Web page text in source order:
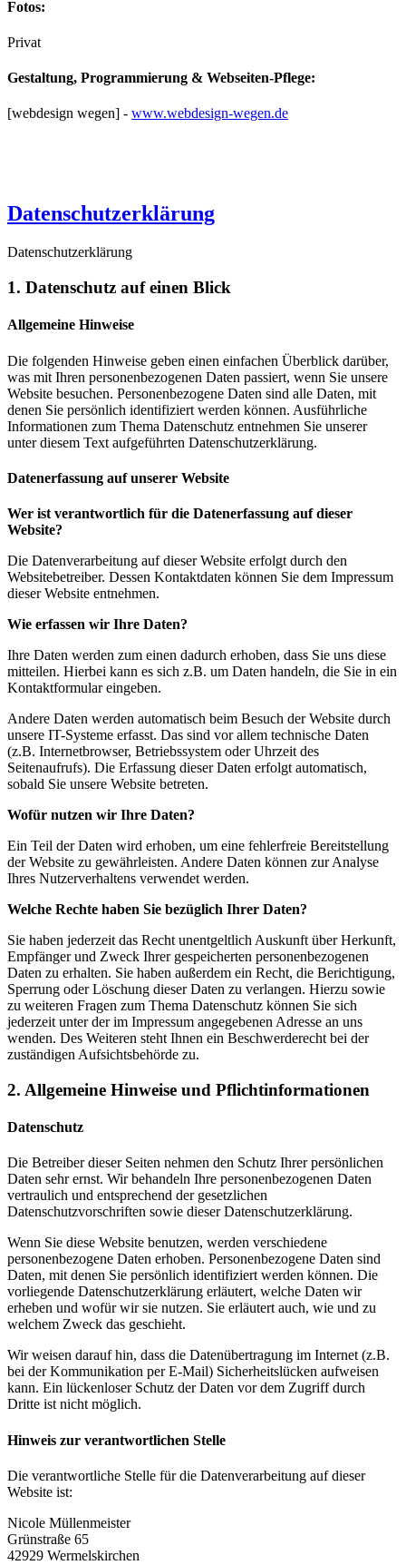
Fotos:
Privat
Gestaltung, Programmierung & Webseiten-Pflege:
[webdesign wegen] - www.webdesign-wegen.de
Datenschutzerklärung
Datenschutzerklärung
1. Datenschutz auf einen Blick
Allgemeine Hinweise
Die folgenden Hinweise geben einen einfachen Überblick darüber,
was mit Ihren personenbezogenen Daten passiert, wenn Sie unsere
Website besuchen. Personenbezogene Daten sind alle Daten, mit
denen Sie persönlich identifiziert werden können. Ausführliche
Informationen zum Thema Datenschutz entnehmen Sie unserer
unter diesem Text aufgeführten Datenschutzerklärung.
Datenerfassung auf unserer Website
Wer ist verantwortlich für die Datenerfassung auf dieser
Website?
Die Datenverarbeitung auf dieser Website erfolgt durch den
Websitebetreiber. Dessen Kontaktdaten können Sie dem Impressum
dieser Website entnehmen.
Wie erfassen wir Ihre Daten?
Ihre Daten werden zum einen dadurch erhoben, dass Sie uns diese
mitteilen. Hierbei kann es sich z.B. um Daten handeln, die Sie in ein
Kontaktformular eingeben.
Andere Daten werden automatisch beim Besuch der Website durch
unsere IT-Systeme erfasst. Das sind vor allem technische Daten
(z.B. Internetbrowser, Betriebssystem oder Uhrzeit des
Seitenaufrufs). Die Erfassung dieser Daten erfolgt automatisch,
sobald Sie unsere Website betreten.
Wofür nutzen wir Ihre Daten?
Ein Teil der Daten wird erhoben, um eine fehlerfreie Bereitstellung
der Website zu gewährleisten. Andere Daten können zur Analyse
Ihres Nutzerverhaltens verwendet werden.
Welche Rechte haben Sie bezüglich Ihrer Daten?
Sie haben jederzeit das Recht unentgeltlich Auskunft über Herkunft,
Empfänger und Zweck Ihrer gespeicherten personenbezogenen
Daten zu erhalten. Sie haben außerdem ein Recht, die Berichtigung,
Sperrung oder Löschung dieser Daten zu verlangen. Hierzu sowie
zu weiteren Fragen zum Thema Datenschutz können Sie sich
jederzeit unter der im Impressum angegebenen Adresse an uns
wenden. Des Weiteren steht Ihnen ein Beschwerderecht bei der
zuständigen Aufsichtsbehörde zu.
2. Allgemeine Hinweise und Pflichtinformationen
Datenschutz
Die Betreiber dieser Seiten nehmen den Schutz Ihrer persönlichen
Daten sehr ernst. Wir behandeln Ihre personenbezogenen Daten
vertraulich und entsprechend der gesetzlichen
Datenschutzvorschriften sowie dieser Datenschutzerklärung.
Wenn Sie diese Website benutzen, werden verschiedene
personenbezogene Daten erhoben. Personenbezogene Daten sind
Daten, mit denen Sie persönlich identifiziert werden können. Die
vorliegende Datenschutzerklärung erläutert, welche Daten wir
erheben und wofür wir sie nutzen. Sie erläutert auch, wie und zu
welchem Zweck das geschieht.
Wir weisen darauf hin, dass die Datenübertragung im Internet (z.B.
bei der Kommunikation per E-Mail) Sicherheitslücken aufweisen
kann. Ein lückenloser Schutz der Daten vor dem Zugriff durch
Dritte ist nicht möglich.
Hinweis zur verantwortlichen Stelle
Die verantwortliche Stelle für die Datenverarbeitung auf dieser
Website ist:
Nicole Müllenmeister
Grünstraße 65
42929 Wermelskirchen